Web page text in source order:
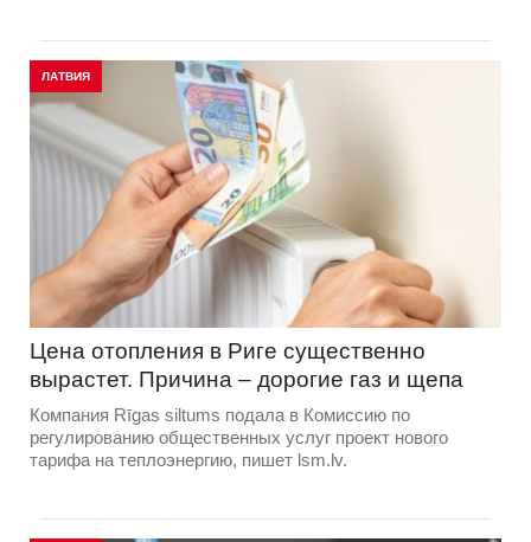
ЛАТВИЯ
Цена отопления в Риге существенно
вырастет. Причина – дорогие газ и щепа
Компания Rīgas siltums подала в Комиссию по
регулированию общественных услуг проект нового
тарифа на теплоэнергию, пишет lsm.lv.